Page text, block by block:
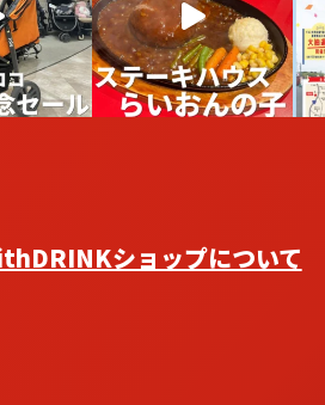
ショップについて